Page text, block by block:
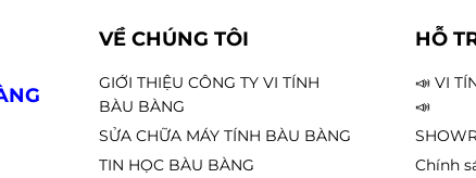
VỀ CHÚNG TÔI
GIỚI THIỆU CÔNG TY VI TÍNH
BÀU BÀNG
SỬA CHỮA MÁY TÍNH BÀU BÀNG
TIN HỌC BÀU BÀNG
HỖ
📣 VI
📣
Chính